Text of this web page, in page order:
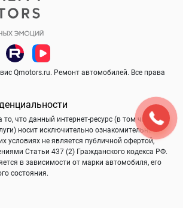
Qmotors.ru. Ремонт автомобилей. Все права
что данный интернет-ресурс (в том числе
носит исключительно ознакомительный
условиях не является публичной офертой,
Статьи 437 (2) Гражданского кодекса РФ.
в зависимости от марки автомобиля, его
состояния.